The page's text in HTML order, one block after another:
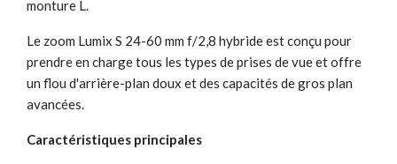
monture L.
Le zoom Lumix S 24-60 mm f/2,8 hybride est conçu pour
prendre en charge tous les types de prises de vue et offre
un flou d'arrière-plan doux et des capacités de gros plan
avancées.
Caractéristiques principales